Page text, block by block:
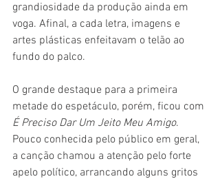
grandiosidade da produção ainda em
voga. Afinal, a cada letra, imagens e
artes plásticas enfeitavam o telão ao
fundo do palco.
O grande destaque para a primeira
metade do espetáculo, porém, ficou com
É Preciso Dar Um Jeito Meu Amigo.
Pouco conhecida pelo público em geral,
a canção chamou a atenção pelo forte
apelo político, arrancando alguns gritos